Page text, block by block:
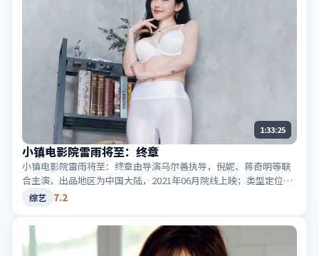
1:33:25
小镇电影院雷雨将至：终章
小镇电影院雷雨将至：终章由导演乌尔善执导，倪妮、蒋奇明等联
合主演，出品地区为中国大陆，2021年06月院线上映；类型定位为
综艺·犯罪，黑白两道博弈。适合检索「中国大陆犯罪」「2021高
综艺 7.2